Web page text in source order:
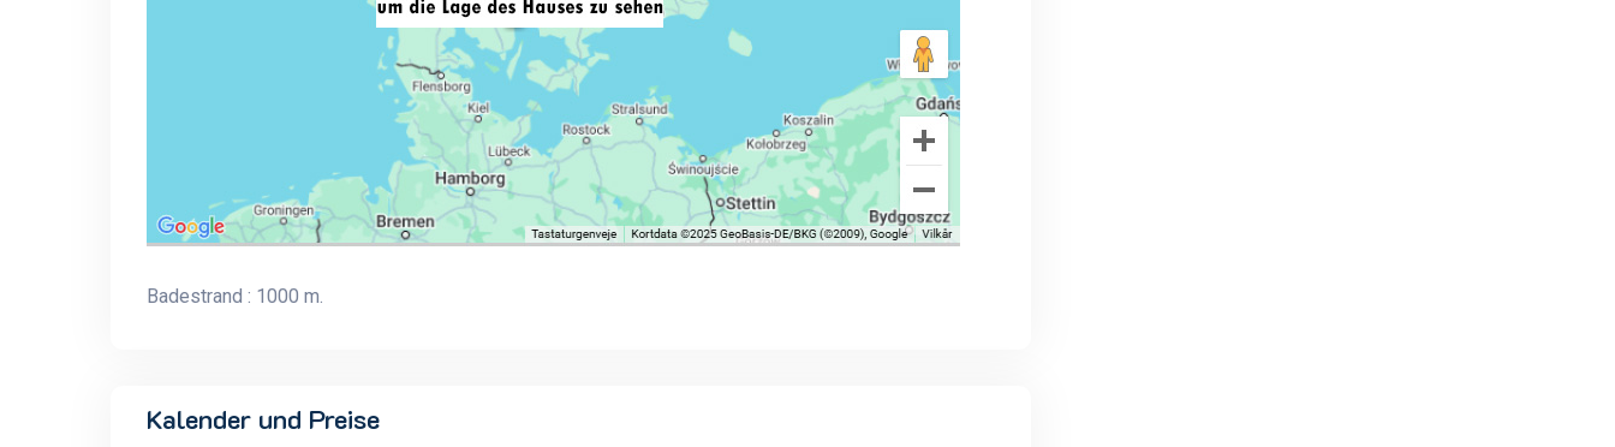
Badestrand : 1000 m.
Kalender und Preise